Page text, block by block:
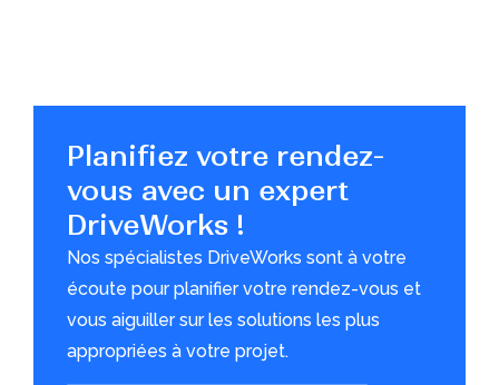
Planifiez votre rendez-
vous avec un expert
DriveWorks !
Nos spécialistes DriveWorks sont à votre
écoute pour planifier votre rendez-vous et
vous aiguiller sur les solutions les plus
appropriées à votre projet.